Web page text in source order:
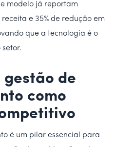
modelo já reportam
e 35% de redução em
que a tecnologia é o
gestão de
como
é um pilar essencial para